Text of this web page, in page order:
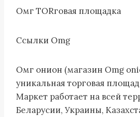
Омг ТORговая площадка
Ссылки Omg
Омг онион (магазин Omg
уникальная торговая
Маркет работает на всей
Беларусии, Украины,